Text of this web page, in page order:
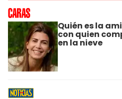
Quién es la
con quien
en la nieve